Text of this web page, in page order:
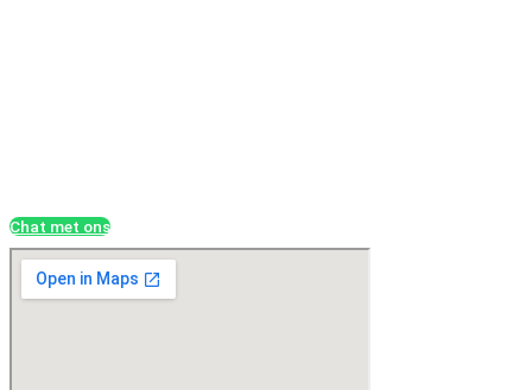
Chat met ons